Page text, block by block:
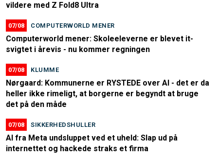
vildere med Z Fold8 Ultra
07/08 COMPUTERWORLD MENER
Computerworld mener: Skoleeleverne er blevet it-
svigtet i årevis - nu kommer regningen
07/08 KLUMME
Nørgaard: Kommunerne er RYSTEDE over AI - det er da
heller ikke rimeligt, at borgerne er begyndt at bruge
det på den måde
07/08 SIKKERHEDSHULLER
AI fra Meta undsluppet ved et uheld: Slap ud på
internettet og hackede straks et firma